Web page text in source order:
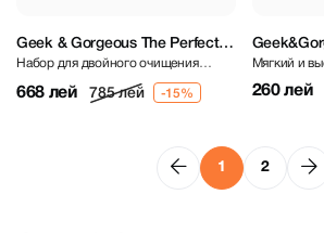
Geek & Gorgeous The Perfect
Duo (Jelly Joker & Mighty Melt)
Набор для двойного очищения
(подходит для всех типов кожи)
668 лей 785 лей
Melt 40 ml
Мягкий и
бальзам
260 лей
1 2